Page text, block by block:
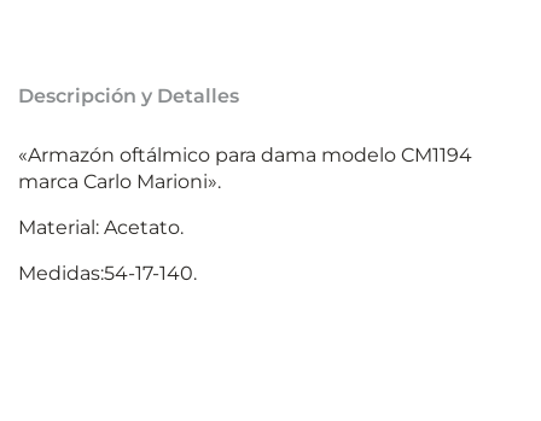
Descripción y Detalles
«Armazón oftálmico para dama modelo CM1194
marca Carlo Marioni».
Material: Acetato.
Medidas:54-17-140.